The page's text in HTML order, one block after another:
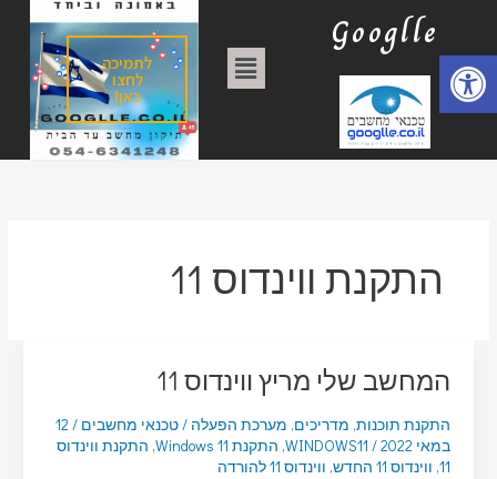
פתח סרגל נגישות
Googlle
תפריט לתמיכה
לחצו
כאן!
התקנת ווינדוס 11
המחשב שלי מריץ ווינדוס 11
התקנת תוכנות, מדריכים, מערכת הפעלה /טכנאי מחשבים /
12
במאי 2022
/
WINDOWS11
, התקנת Windows 11 , התקנת ווינדוס
11
, ווינדוס 11 החדש , ווינדוס 11 להורדה
ג
ו
י